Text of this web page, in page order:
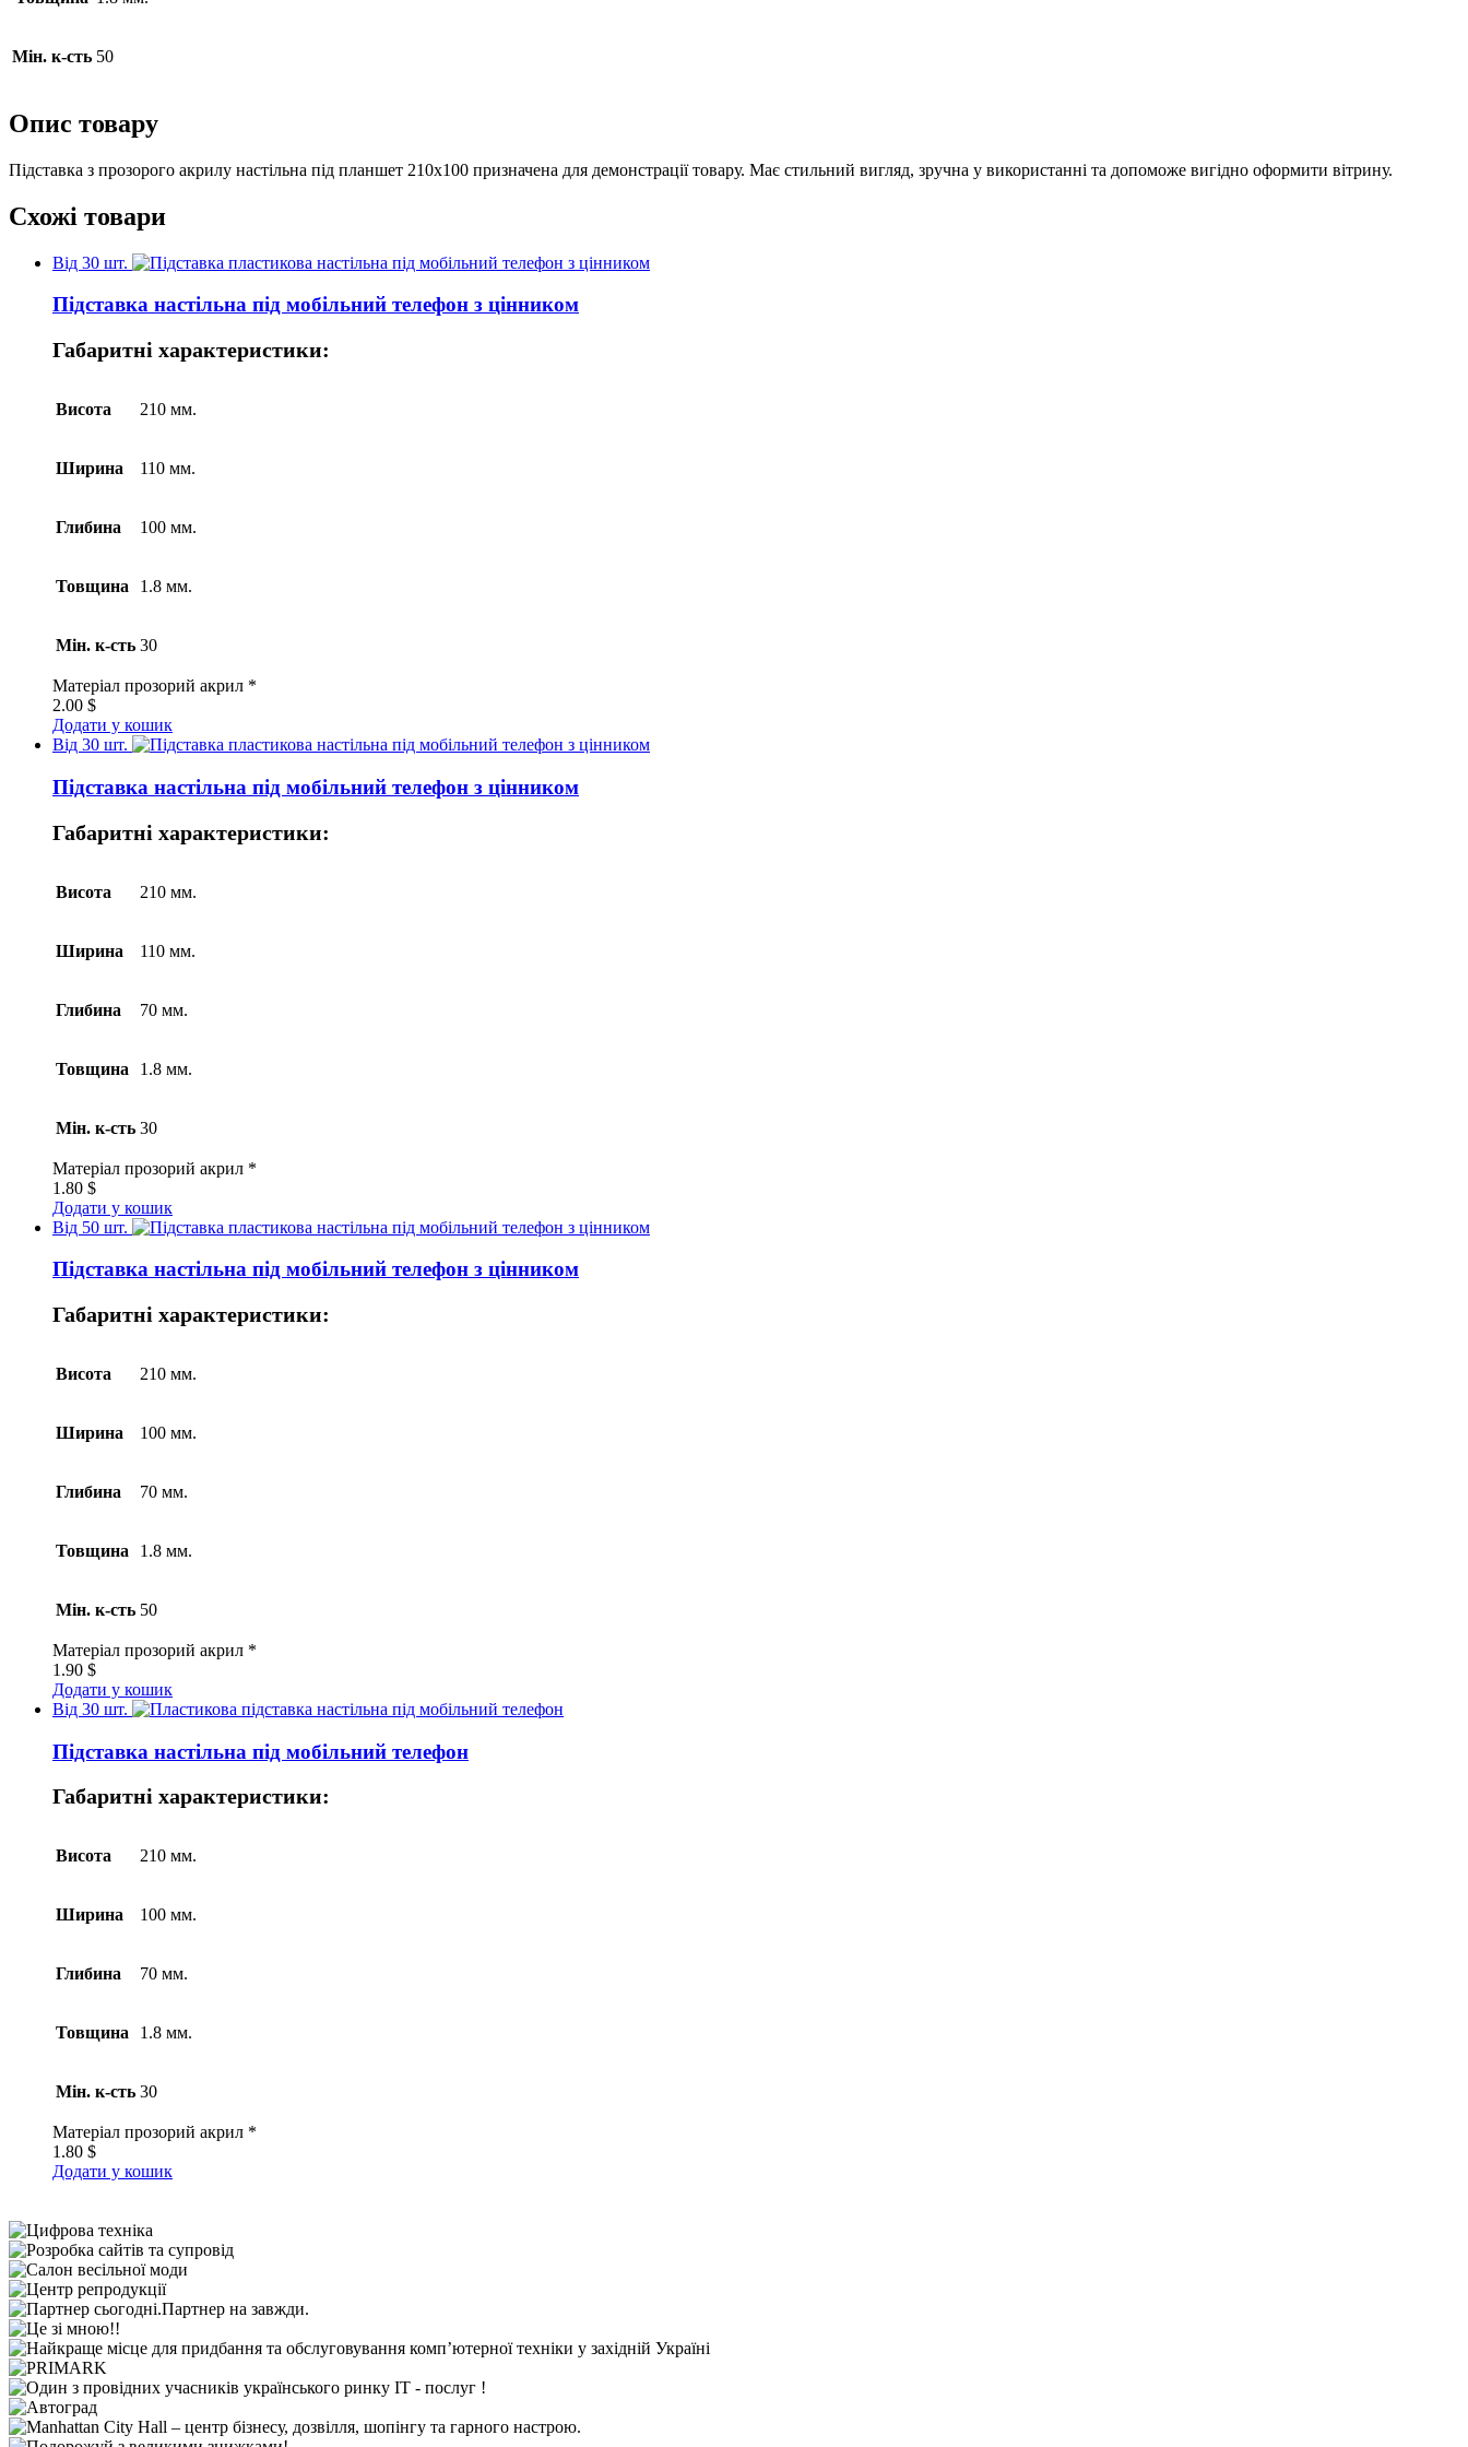
Мін. к-сть 50
Опис товару
Підставка з прозорого акрилу настільна під планшет 210х100 призначена для демонстрації товару. Має стильний вигляд, зручна у використанні та допоможе вигідно оформити вітрину.
Схожі товари
Від 30 шт.
Підставка настільна під мобільний телефон з цінником
Габаритні характеристики:
Висота 210 мм.
Ширина 110 мм.
Глибина 100 мм.
Товщина 1.8 мм.
Мін. к-сть 30
Матеріал прозорий акрил *
2.00 $
Додати у кошик
Від 30 шт.
Підставка настільна під мобільний телефон з цінником
Габаритні характеристики:
Висота 210 мм.
Ширина 110 мм.
Глибина 70 мм.
Товщина 1.8 мм.
Мін. к-сть 30
Матеріал прозорий акрил *
1.80 $
Додати у кошик
Від 50 шт.
Підставка настільна під мобільний телефон з цінником
Габаритні характеристики:
Висота 210 мм.
Ширина 100 мм.
Глибина 70 мм.
Товщина 1.8 мм.
Мін. к-сть 50
Матеріал прозорий акрил *
1.90 $
Додати у кошик
Від 30 шт.
Підставка настільна під мобільний телефон
Габаритні характеристики:
Висота 210 мм.
Ширина 100 мм.
Глибина 70 мм.
Товщина 1.8 мм.
Мін. к-сть 30
Матеріал прозорий акрил *
1.80 $
Додати у кошик